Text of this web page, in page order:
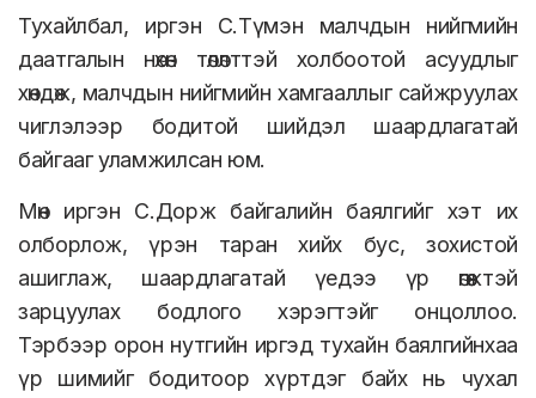
Тухайлбал, иргэн С.Түмэн малчдын нийгмийн
даатгалын нөхөн төлөлттэй холбоотой асуудлыг
хөндөж, малчдын нийгмийн хамгааллыг сайжруулах
чиглэлээр бодитой шийдэл шаардлагатай
байгааг уламжилсан юм.
Мөн иргэн С.Дорж байгалийн баялгийг хэт их
олборлож, үрэн таран хийх бус, зохистой
ашиглаж, шаардлагатай үедээ үр өгөөжтэй
зарцуулах бодлого хэрэгтэйг онцоллоо.
Тэрбээр орон нутгийн иргэд тухайн баялгийнхаа
үр шимийг бодитоор хүртдэг байх нь чухал